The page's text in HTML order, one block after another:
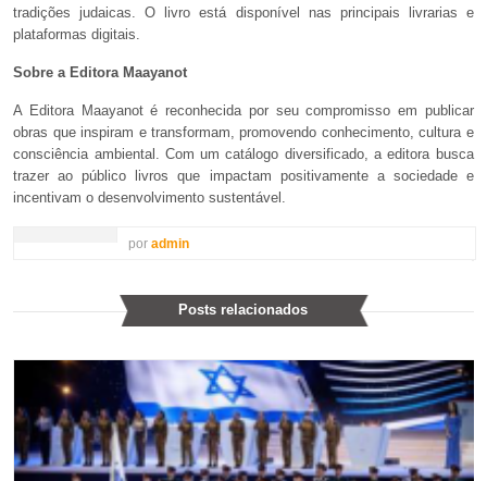
tradições judaicas. O livro está disponível nas principais livrarias e
plataformas digitais.
Sobre a Editora Maayanot
A Editora Maayanot é reconhecida por seu compromisso em publicar
obras que inspiram e transformam, promovendo conhecimento, cultura e
consciência ambiental. Com um catálogo diversificado, a editora busca
trazer ao público livros que impactam positivamente a sociedade e
incentivam o desenvolvimento sustentável.
poradmin
Posts relacionados